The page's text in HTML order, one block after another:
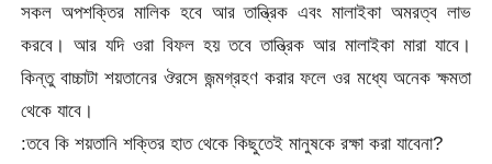
সকল অপশক্তির মালিক হবে আর তান্ত্রিক এবং মালাইকা অমরত্ব লাভ
করবে। আর যদি ওরা বিফল হয় তবে তান্ত্রিক আর মালাইকা মারা যাবে।
কিন্তু বাচ্চাটা শয়তানের ঔরসে জন্মগ্রহণ করার ফলে ওর মধ্যে অনেক ক্ষমতা
থেকে যাবে।
:তবে কি শয়তানি শক্তির হাত থেকে কিছুতেই মানুষকে রক্ষা করা যাবেনা?